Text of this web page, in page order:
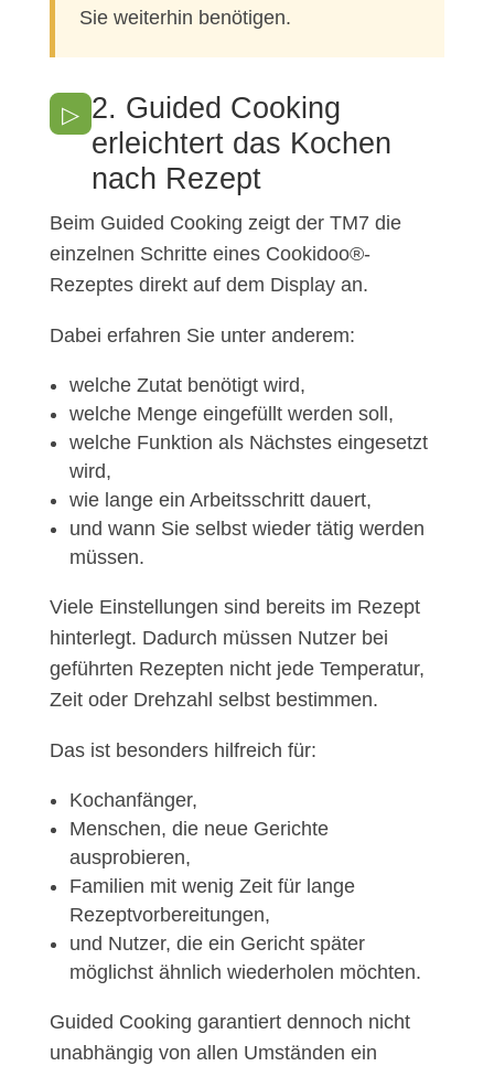
Sie weiterhin benötigen.
▷ 2. Guided Cooking
erleichtert das Kochen
nach Rezept
Beim Guided Cooking zeigt der TM7 die
einzelnen Schritte eines Cookidoo®-
Rezeptes direkt auf dem Display an.
Dabei erfahren Sie unter anderem:
welche Zutat benötigt wird,
welche Menge eingefüllt werden soll,
welche Funktion als Nächstes eingesetzt
wird,
wie lange ein Arbeitsschritt dauert,
und wann Sie selbst wieder tätig werden
müssen.
Viele Einstellungen sind bereits im Rezept
hinterlegt. Dadurch müssen Nutzer bei
geführten Rezepten nicht jede Temperatur,
Zeit oder Drehzahl selbst bestimmen.
Das ist besonders hilfreich für:
Kochanfänger,
Menschen, die neue Gerichte
ausprobieren,
Familien mit wenig Zeit für lange
Rezeptvorbereitungen,
und Nutzer, die ein Gericht später
möglichst ähnlich wiederholen möchten.
Guided Cooking garantiert dennoch nicht
unabhängig von allen Umständen ein